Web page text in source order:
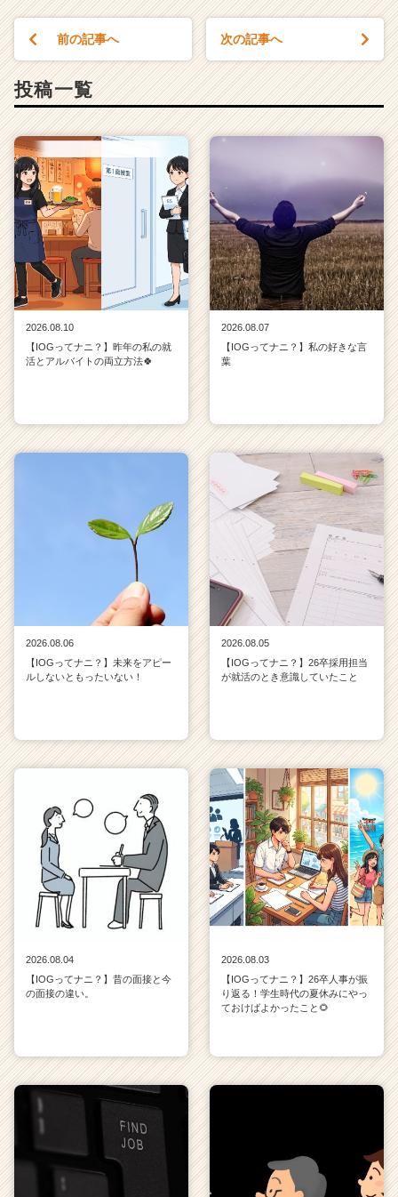
前の記事へ 次の記事へ
投稿一覧
2026.08.10
【IOGってナニ？】昨年の私の就
活とアルバイトの両立方法🍀
2026.08.07
【IOGってナニ？】私の好きな言
葉
2026.08.06
【IOGってナニ？】未来をアピー
ルしないともったいない！
2026.08.05
【IOGってナニ？】26卒採用担当
が就活のとき意識していたこと
2026.08.04
【IOGってナニ？】昔の面接と今
の面接の違い。
2026.08.03
【IOGってナニ？】26卒人事が振
り返る！学生時代の夏休みにやっ
ておけばよかったこと🌻